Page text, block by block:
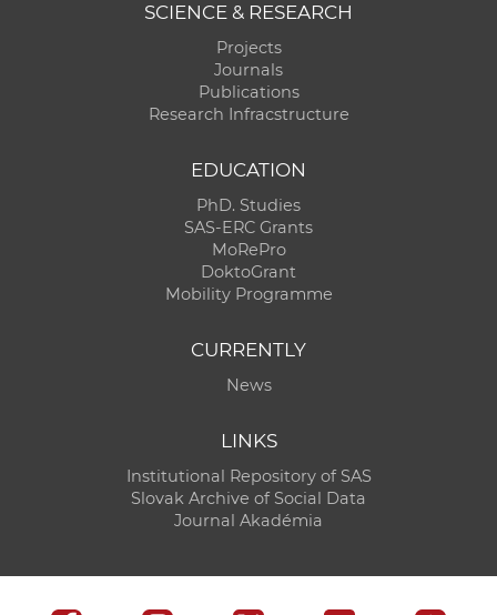
SCIENCE & RESEARCH
Projects
Journals
Publications
Research Infracstructure
EDUCATION
PhD. Studies
SAS-ERC Grants
MoRePro
DoktoGrant
Mobility Programme
CURRENTLY
News
LINKS
Institutional Repository of SAS
Slovak Archive of Social Data
Journal Akadémia